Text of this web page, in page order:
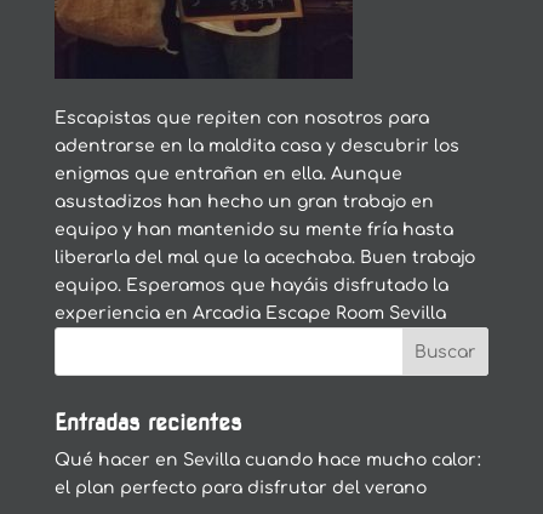
Escapistas que repiten con nosotros para
adentrarse en la maldita casa y descubrir los
enigmas que entrañan en ella. Aunque
asustadizos han hecho un gran trabajo en
equipo y han mantenido su mente fría hasta
liberarla del mal que la acechaba. Buen trabajo
equipo. Esperamos que hayáis disfrutado la
experiencia en Arcadia Escape Room Sevilla
Entradas recientes
Qué hacer en Sevilla cuando hace mucho calor:
el plan perfecto para disfrutar del verano